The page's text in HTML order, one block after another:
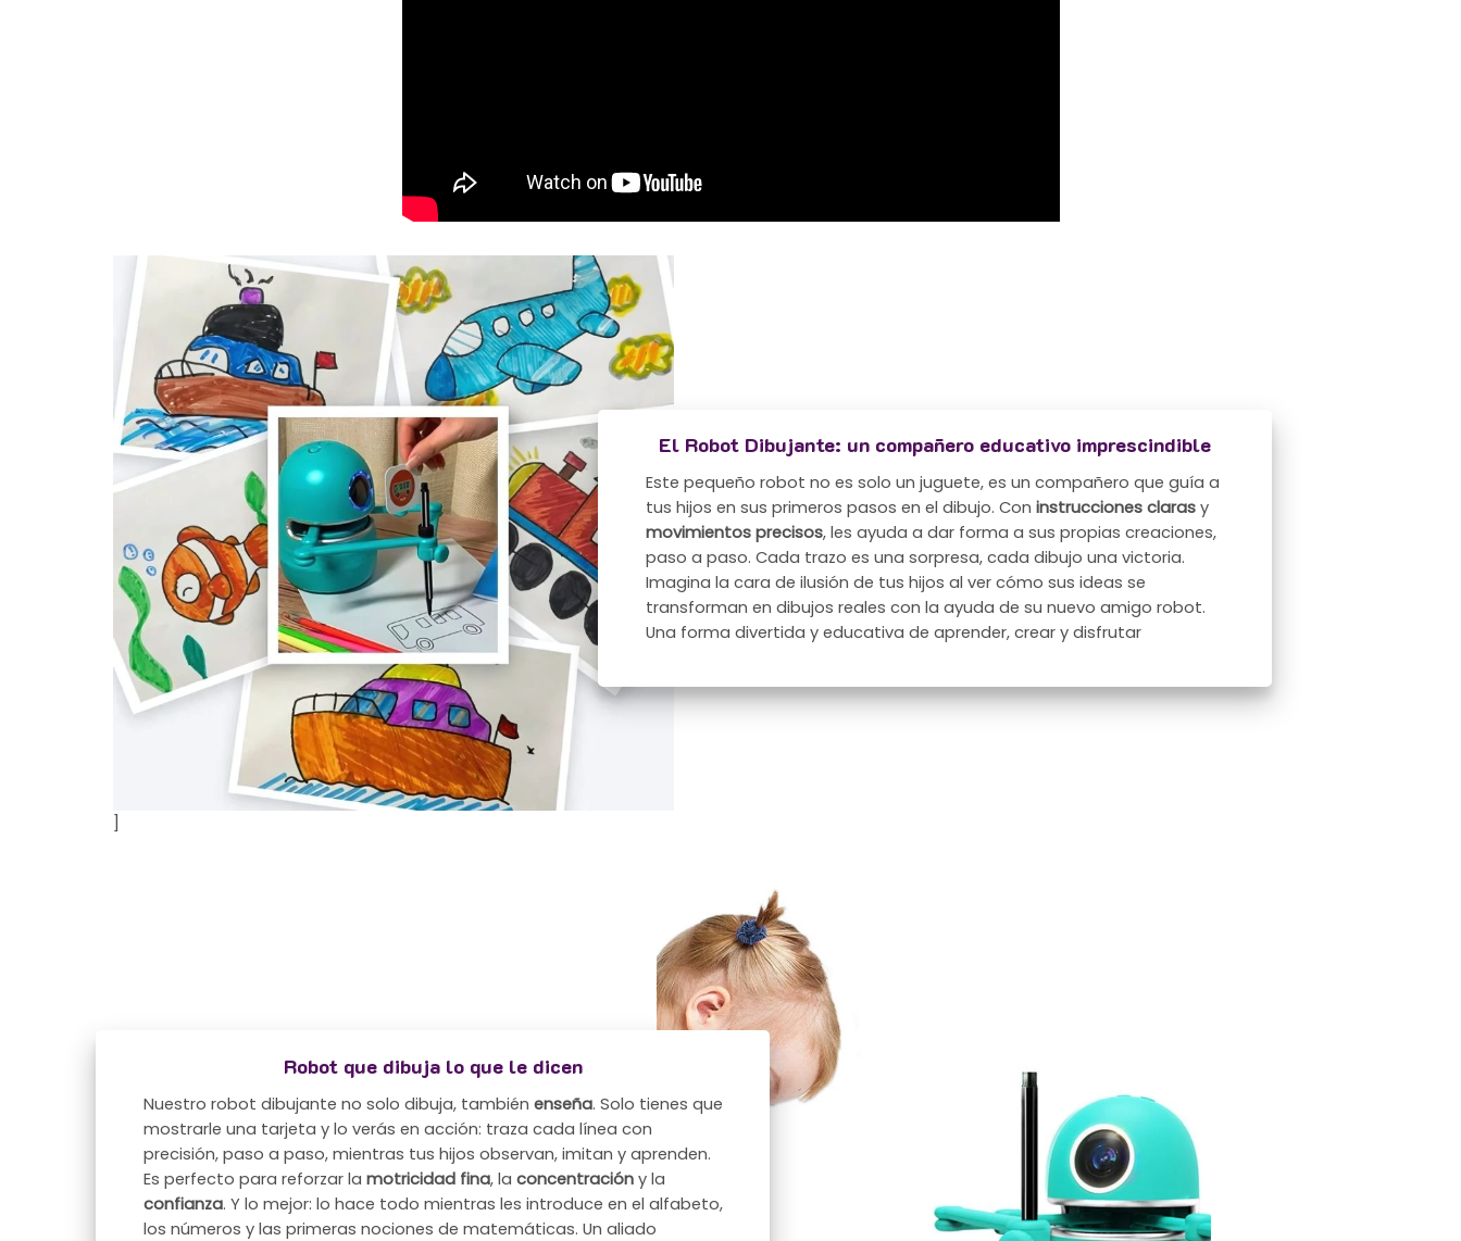
El Robot Dibujante: un compañero educativo imprescindible
Este pequeño robot no es solo un juguete, es un compañero que guía a
tus hijos en sus primeros pasos en el dibujo. Con instrucciones clarasy
movimientos precisos, les ayuda a dar forma a sus propias creaciones,
paso a paso. Cada trazo es una sorpresa, cada dibujo una victoria.
Imagina la cara de ilusión de tus hijos al ver cómo sus ideas se
transforman en dibujos reales con la ayuda de su nuevo amigo robot.
Una forma divertida y educativa de aprender, crear y disfrutar
Robot que dibuja lo que le dicen
Nuestro robot dibujante no solo dibuja, también enseña. Solo tienes que
mostrarle una tarjeta y lo verás en acción: traza cada línea con
precisión, paso a paso, mientras tus hijos observan, imitan y aprenden.
Es perfecto para reforzar la motricidad fina, la concentracióny la
confianza. Y lo mejor: lo hace todo mientras les introduce en el alfabeto,
los números y las primeras nociones de matemáticas. Un aliado